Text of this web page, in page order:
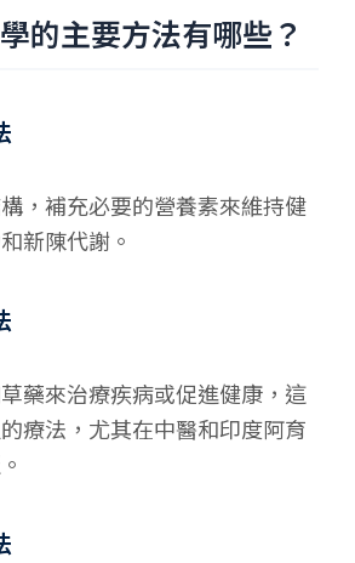
的主要方法有哪些？
，補充必要的營養素來維持健
新陳代謝。
藥來治療疾病或促進健康，這
療法，尤其在中醫和印度阿育